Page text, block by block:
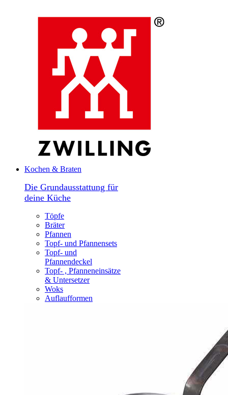
Kochen & Braten
Die Grundausstattung für
deine Küche
Töpfe
Bräter
Pfannen
Topf- und Pfannensets
Topf- und
Pfannendeckel
Topf- , Pfanneneinsätze
& Untersetzer
Woks
Auflaufformen